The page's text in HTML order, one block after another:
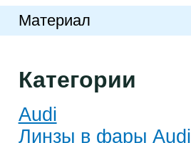
Материал
Категории
Audi
Линзы в фары Audi